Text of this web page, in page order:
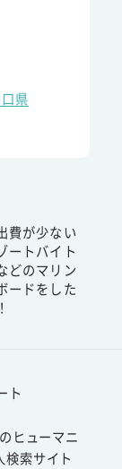
県
費が少ない
ートバイト
どのマリン
ードをした
ト
ヒューマニ
索サイト